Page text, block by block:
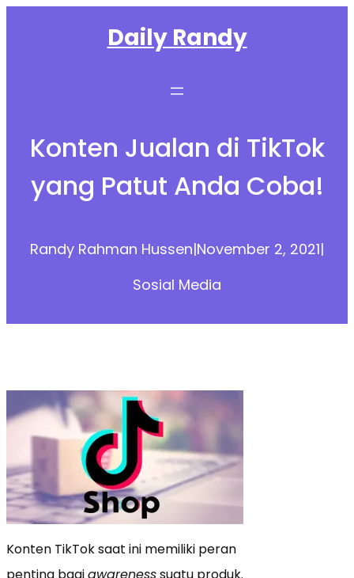
Daily Randy
Konten Jualan di TikTok
yang Patut Anda Coba!
Randy Rahman Hussen|November 2, 2021|
Sosial Media
Konten TikTok saat ini memiliki peran
penting bagiawarenesssuatu produk.